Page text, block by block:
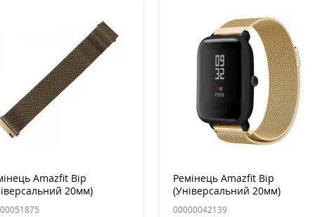
Amazfit Bip
20мм)
петля Бежевий
Ремінець Amazfit Bip
(Універсальний 20мм)
Міланська петля Золотий
00000042139